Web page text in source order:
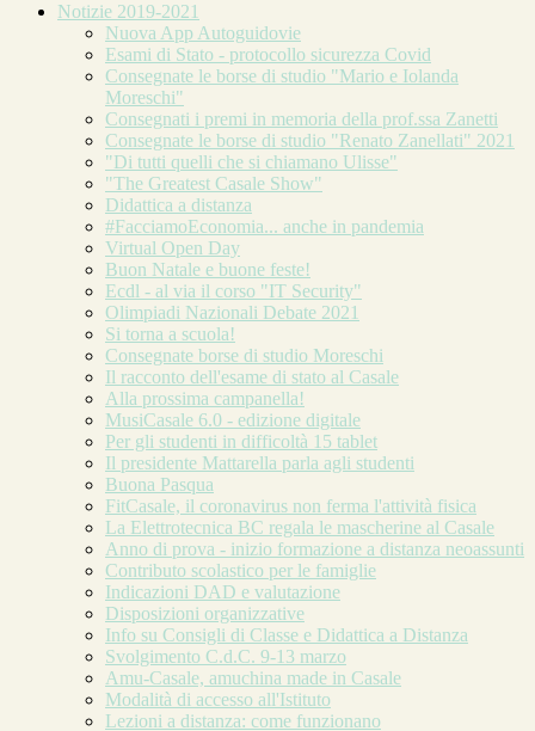
Notizie 2019-2021
Nuova App Autoguidovie
Esami di Stato - protocollo sicurezza Covid
Consegnate le borse di studio "Mario e Iolanda
Moreschi"
Consegnati i premi in memoria della prof.ssa Zanetti
Consegnate le borse di studio "Renato Zanellati" 2021
"Di tutti quelli che si chiamano Ulisse"
"The Greatest Casale Show"
Didattica a distanza
#FacciamoEconomia... anche in pandemia
Virtual Open Day
Buon Natale e buone feste!
Ecdl - al via il corso "IT Security"
Olimpiadi Nazionali Debate 2021
Si torna a scuola!
Consegnate borse di studio Moreschi
Il racconto dell'esame di stato al Casale
Alla prossima campanella!
MusiCasale 6.0 - edizione digitale
Per gli studenti in difficoltà 15 tablet
Il presidente Mattarella parla agli studenti
Buona Pasqua
FitCasale, il coronavirus non ferma l'attività fisica
La Elettrotecnica BC regala le mascherine al Casale
Anno di prova - inizio formazione a distanza neoassunti
Contributo scolastico per le famiglie
Indicazioni DAD e valutazione
Disposizioni organizzative
Info su Consigli di Classe e Didattica a Distanza
Svolgimento C.d.C. 9-13 marzo
Amu-Casale, amuchina made in Casale
Modalità di accesso all'Istituto
Lezioni a distanza: come funzionano